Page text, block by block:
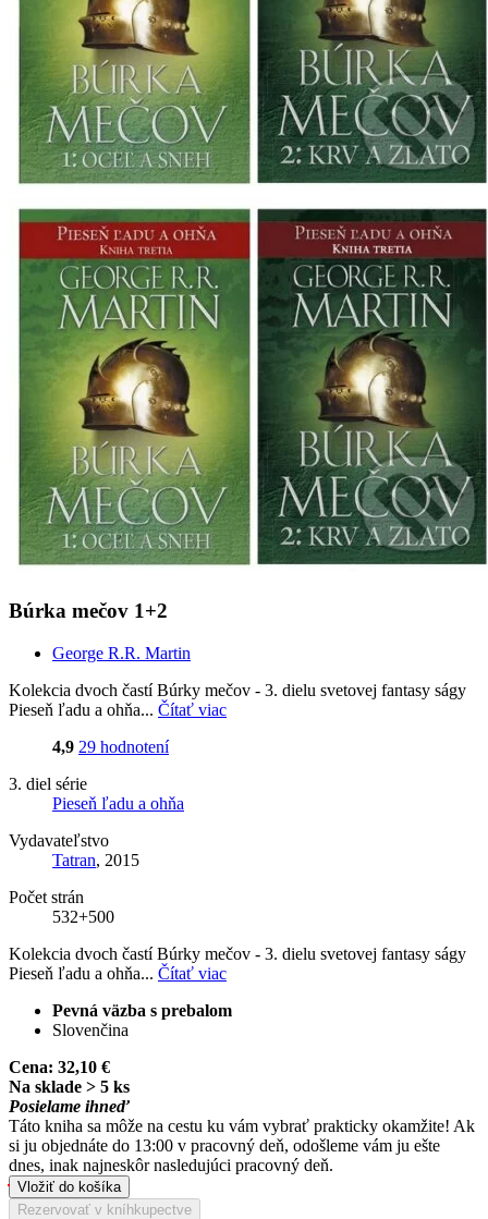
Búrka mečov 1+2
George R.R. Martin
Kolekcia dvoch častí Búrky mečov - 3. dielu svetovej fantasy ságy
Pieseň ľadu a ohňa... Čítať viac
4,9 29 hodnotení
3. diel série
Pieseň ľadu a ohňa
Vydavateľstvo
Tatran, 2015
Počet strán
532+500
Kolekcia dvoch častí Búrky mečov - 3. dielu svetovej fantasy ságy
Pieseň ľadu a ohňa... Čítať viac
Pevná väzba s prebalom
Slovenčina
Cena: 32,10 €
Na sklade > 5 ks
Posielame ihneď
Táto kniha sa môže na cestu ku vám vybrať prakticky okamžite! Ak
si ju objednáte do 13:00 v pracovný deň, odošleme vám ju ešte
dnes, inak najneskôr nasledujúci pracovný deň.
Vložiť do košíka
Rezervovať v kníhkupectve